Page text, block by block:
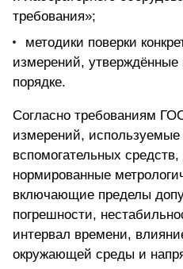
требования»;
методики поверки
измерений, утверждённые
порядке.
Согласно требованиям
измерений, используемые
вспомогательных
нормированные
включающие пределы
погрешности,
интервал времени,
окружающей среды и